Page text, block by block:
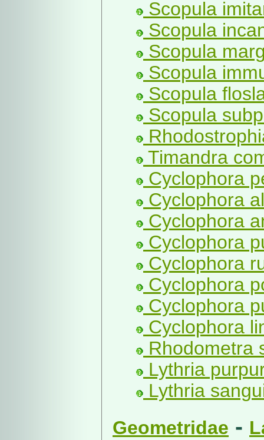
Scopula
Scopula
Scopula
Scopula
Scopula
Scopula
Timandra
Cyclophora
Cyclophora
Cyclophora
Cyclophora
Cyclophora
Cyclophora
Cyclophora
Cyclophora
Rhodometra
Lythria
Lythria
Geometridae -